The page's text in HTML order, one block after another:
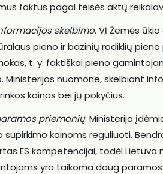
faktus pagal teisės aktų
skelbimo. VĮ Žemės
pieno ir bazinių rodiklių
t. y. faktiškai pieno
Ministerijos nuomone, skelbiant
kainas bei jų pokyčius.
priemonių. Ministerija
supirkimo kainoms reguliuoti.
ES kompetencijai, todėl
yra taikoma daug